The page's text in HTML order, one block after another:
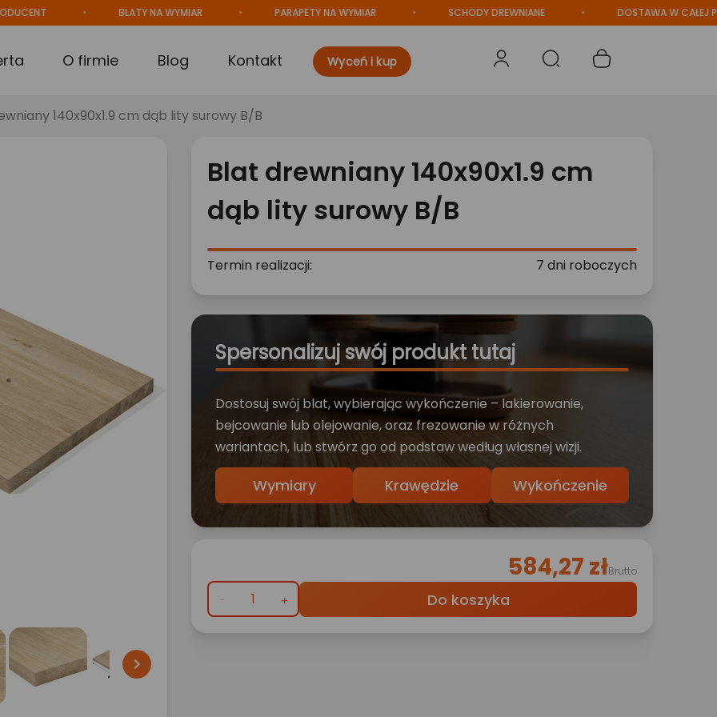
BLATY NA WYMIAR PARAPETY NA WYMIAR SCHODY DREWNIANE DOSTAWA W CAŁEJ
O firmie Blog Kontakt Wyceń i kup
140x90x1.9 cm dąb lity surowy B/B

Blat drewniany 140x90x1.9 cm
dąb lity surowy B/B
Termin realizacji: 7 dni roboczych
Spersonalizuj swój produkt tutaj
Dostosuj swój blat, wybierając wykończenie – lakierowanie,
bejcowanie lub olejowanie, oraz frezowanie w różnych
wariantach, lub stwórz go od podstaw według własnej wizji.
Wymiary Krawędzie Wykończenie
584,27 złBrutto
Do koszyka